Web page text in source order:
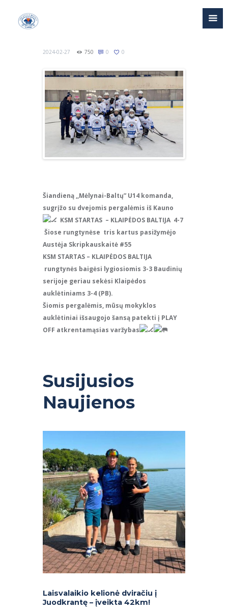
2024-02-27 750 0 0
Šiandieną ,,Mėlynai-Baltų” U14 komanda,
sugrįžo su dvejomis pergalėmis iš Kauno
KSM STARTAS – KLAIPĖDOS BALTIJA 4-7
Šiose rungtynėse tris kartus pasižymėjo
Austėja Skripkauskaitė #55
KSM STARTAS – KLAIPĖDOS BALTIJA
rungtynės baigėsi lygiosiomis 3-3 Baudinių
serijoje geriau sekėsi Klaipėdos
auklėtiniams 3-4 (PB).
Šiomis pergalėmis, mūsų mokyklos
auklėtiniai išsaugojo šansą patekti į PLAY
OFF atkrentamąsias varžybas
Susijusios
Naujienos
Laisvalaikio kelionė dviračiu į
Juodkrantę – įveikta 42km!